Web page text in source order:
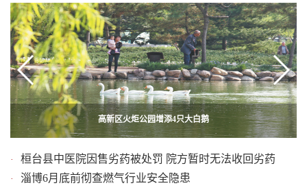
张店试点新型非机动车停车区域 将要求共享单车使用电子围栏
松绑:整治夜市大排档在树上私拉乱扯电线问题
高新区火炬公园增添4只大白鹅
投资849亿元101个重点项目加速推进 临淄新变让城市更美
· 桓台县中医院因售劣药被处罚 院方暂时无法收回劣药
· 淄博6月底前彻查燃气行业安全隐患